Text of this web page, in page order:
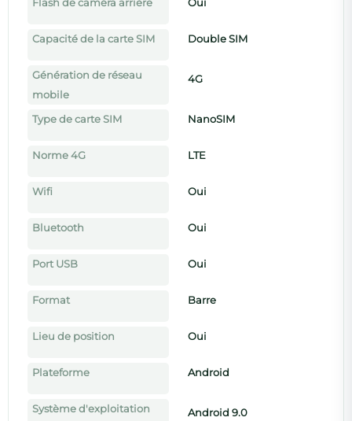
Flash de caméra arrière Oui
Capacité de la carte SIM Double SIM
Génération de réseau
mobile
4G
Type de carte SIM NanoSIM
Norme 4G LTE
Wifi Oui
Bluetooth Oui
Port USB Oui
Format Barre
Lieu de position Oui
Plateforme Android
Système d'exploitation
Android 9.0